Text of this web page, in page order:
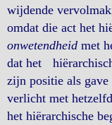
wijdende
omdat die act het
onwetendheid met
dat het
zijn positie als
verlicht met
het hiërarchische